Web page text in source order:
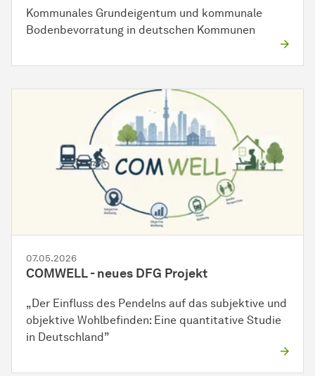
Kommunales Grundeigentum und kommunale
Bodenbevorratung in deutschen Kommunen
07.05.2026
COMWELL - neues DFG Projekt
„Der Einfluss des Pendelns auf das subjektive und
objektive Wohlbefinden: Eine quantitative Studie
in Deutschland”